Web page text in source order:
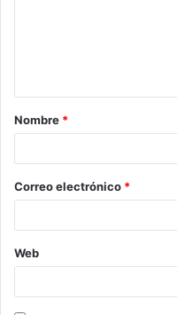
a
r
*
Nombre *
Correo electrónico *
Web